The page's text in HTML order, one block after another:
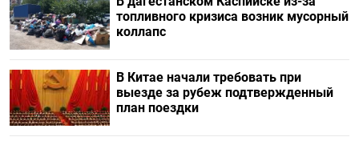
топливного кризиса возник мусорный
коллапс
В Китае начали требовать при
выезде за рубеж подтвержденный
план поездки